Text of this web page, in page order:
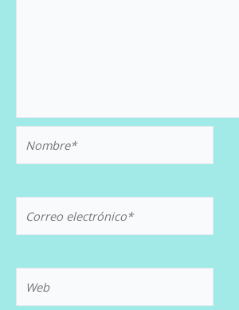
electrónico*